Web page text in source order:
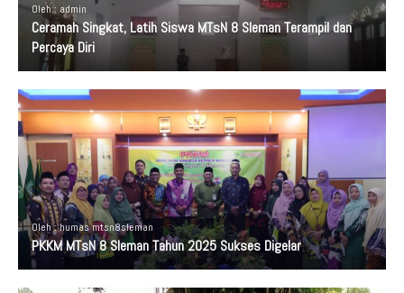
Oleh : admin
Ceramah Singkat, Latih Siswa MTsN 8 Sleman Terampil dan
Percaya Diri
Oleh : humas mtsn8sleman
PKKM MTsN 8 Sleman Tahun 2025 Sukses Digelar